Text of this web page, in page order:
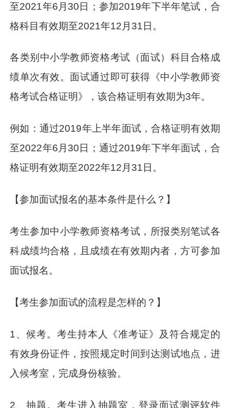
至2021年6月30日；参加2019年下半年笔试，合
格科目有效期至2021年12月31日。
各类别中小学教师资格考试（面试）科目合格成
绩单次有效。面试通过即可获得《中小学教师资
格考试合格证明》，该合格证明有效期为3年。
例如：通过2019年上半年面试，合格证明有效期
至2022年6月30日；通过2019年下半年面试，合
格证明有效期至2022年12月31日。
【参加面试报名的基本条件是什么？】
考生参加中小学教师资格考试，所报类别笔试各
科成绩均合格，且成绩在有效期内者，方可参加
面试报名。
【考生参加面试的流程是怎样的？】
1、候考。考生持本人《准考证》及符合规定的
有效身份证件，按照规定时间到达测试地点，进
入候考室，完成身份核验。
2、抽题。考生进入抽题室，登录面试测评软件